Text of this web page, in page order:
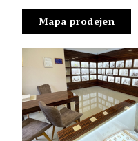
Mapa prodejen